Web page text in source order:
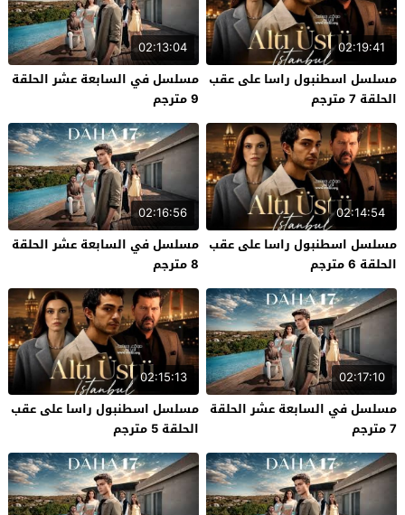
02:19:41
مسلسل اسطنبول راسا على عقب
الحلقة 7 مترجم
02:13:04
مسلسل في السابعة عشر الحلقة
9 مترجم
02:14:54
مسلسل اسطنبول راسا على عقب
الحلقة 6 مترجم
02:16:56
مسلسل في السابعة عشر الحلقة
8 مترجم
02:17:10
مسلسل في السابعة عشر الحلقة
7 مترجم
02:15:13
مسلسل اسطنبول راسا على عقب
الحلقة 5 مترجم